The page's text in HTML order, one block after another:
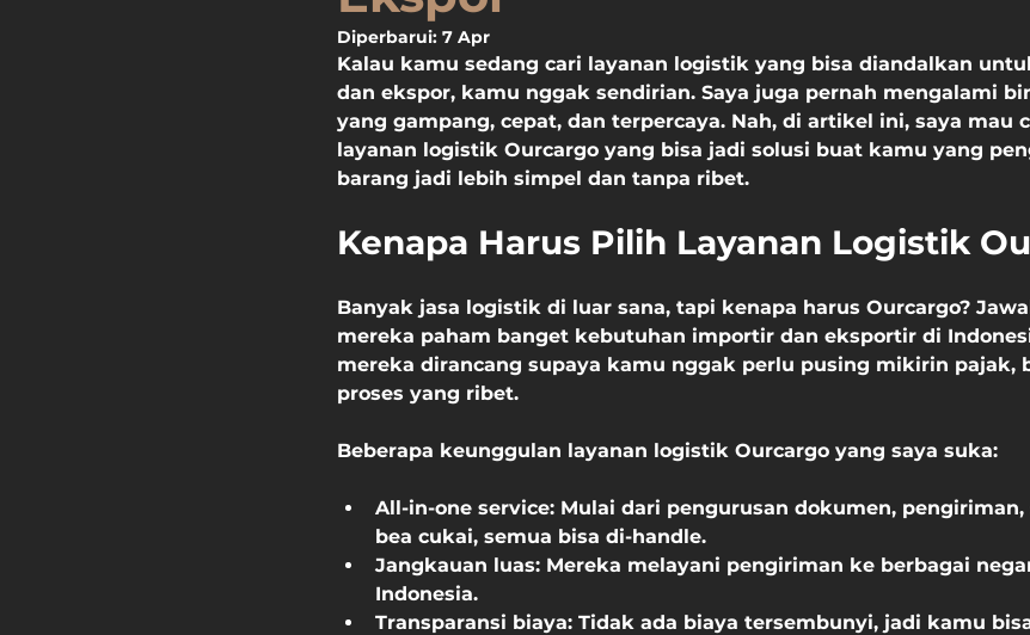
Diperbarui: 7 Apr
Kalau kamu sedang cari layanan logistik yang bisa diandalkan
dan ekspor, kamu nggak sendirian. Saya juga pernah mengalami
yang gampang, cepat, dan terpercaya. Nah, di artikel ini, saya mau
layanan logistik Ourcargo yang bisa jadi solusi buat kamu yang
barang jadi lebih simpel dan tanpa ribet.
Kenapa Harus Pilih Layanan Logistik
Banyak jasa logistik di luar sana, tapi kenapa harus Ourcargo?
mereka paham banget kebutuhan importir dan eksportir di
mereka dirancang supaya kamu nggak perlu pusing mikirin pajak,
proses yang ribet.
Beberapa keunggulan layanan logistik Ourcargo yang saya suka:
All-in-one service: Mulai dari pengurusan dokumen, pengiriman,
bea cukai, semua bisa di-handle.
Jangkauan luas: Mereka melayani pengiriman ke berbagai
Indonesia.
Transparansi biaya: Tidak ada biaya tersembunyi, jadi kamu